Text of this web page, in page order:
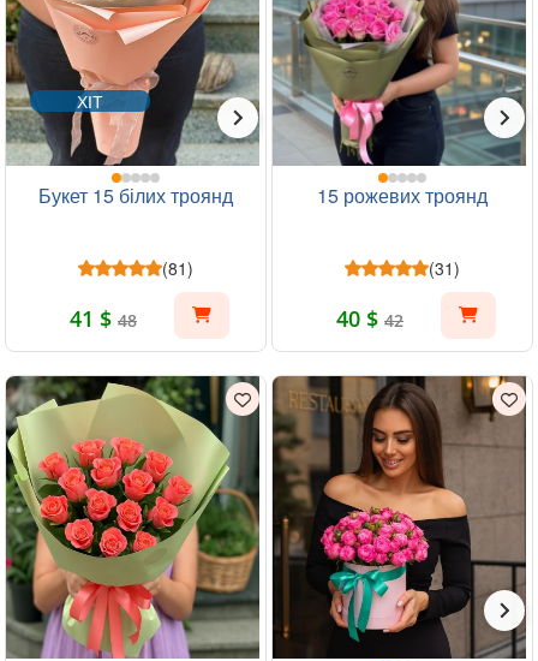
ХІТ
Букет 15 білих троянд
(81)
41 $ 48
15 рожевих троянд
(31)
40 $ 42